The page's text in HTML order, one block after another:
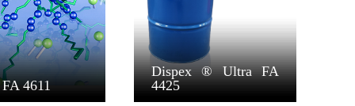
4611
Dispex ® Ultra FA
4425